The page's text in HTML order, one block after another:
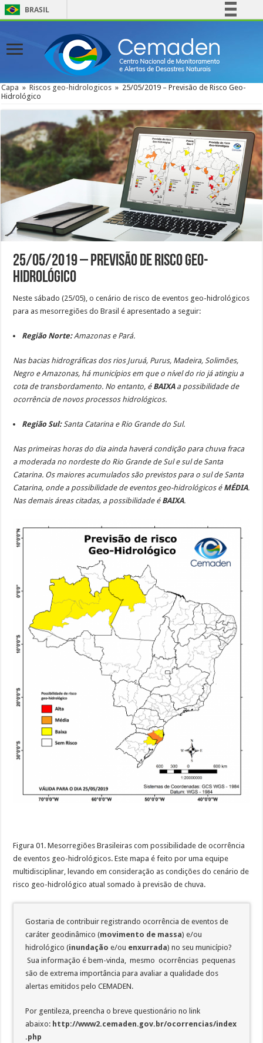
BRASIL
Comunica BR
Participe
Acesso à informação
Canais
Capa » Riscos geo-hidrologicos » 25/05/2019 – Previsão de Risco Geo-
Hidrológico
25/05/2019 – Previsão de Risco Geo-
Hidrológico
Neste sábado (25/05), o cenário de risco de eventos geo-hidrológicos
para as mesorregiões do Brasil é apresentado a seguir:
Região Norte:Amazonas e Pará.
Nas bacias hidrográficas dos rios Juruá, Purus, Madeira, Solimões,
Negro e Amazonas, há municípios em que o nível do rio já atingiu a
cota de transbordamento. No entanto, é BAIXAa possibilidade de
ocorrência de novos processos hidrológicos.
Região Sul: Santa Catarina e Rio Grande do Sul.
Nas primeiras horas do dia ainda haverá condição para chuva fraca
a moderada no nordeste do Rio Grande de Sul e sul de Santa
Catarina. Os maiores acumulados são previstos para o sul de Santa
Catarina, onde a possibilidade de eventos geo-hidrológicos é MÉDIA.
Nas demais áreas citadas, a possibilidade é BAIXA.
Figura 01. Mesorregiões Brasileiras com possibilidade de ocorrência
de eventos geo-hidrológicos. Este mapa é feito por uma equipe
multidisciplinar, levando em consideração as condições do cenário de
risco geo-hidrológico atual somado à previsão de chuva.
Gostaria de contribuir registrando ocorrência de eventos de
caráter geodinâmico (movimento de massa) e/ou
hidrológico (inundaçãoe/ou enxurrada) no seu município?
Sua informação é bem-vinda, mesmo ocorrências pequenas
são de extrema importância para avaliar a qualidade dos
alertas emitidos pelo CEMADEN.
Por gentileza, preencha o breve questionário no link
abaixo: http://www2.cemaden.gov.br/ocorrencias/index
.php